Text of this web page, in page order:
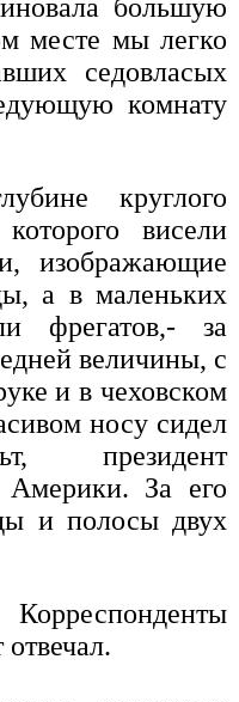
большую
месте мы легко
седовласых
комнату
круглого
висели
изображающие
а в маленьких
фрегатов,- за
величины, с
и в чеховском
носу сидел
президент
За его
и полосы двух